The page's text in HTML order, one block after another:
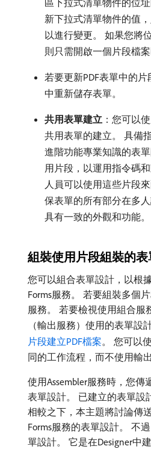
區下拉式清單物件的位
新下拉式清單物件的值
以進行變更。 如果您將
則只需開啟一個片段檔案
若要更新PDF表單中的
中重新儲存表單。
共用表單建立 ：您可以
共用表單的建立。 具備
進階功能專業知識的表
用片段，以運用指令碼
人員可以使用這些片段
保表單的所有部分在多
具有一致的外觀和功能。
組裝使用片段組裝的
您可以組合表單設計，以根
Forms服務。 若要組裝多個
服務。 若要檢視使用組合服
（輸出服務）使用的表單設
片段建立PDF檔案。 您可以
同的工作流程，而不使用輸出
使用Assembler服務時，您
表單設計。 已建立的表單設
相較之下，本主題將討論傳
Forms服務的表單設計。 不
單設計。 它是在Designer中建